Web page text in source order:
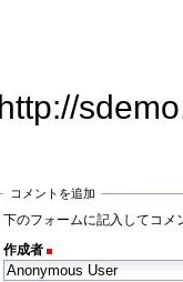
http://
コメントを追加
下のフォームに記入してコ
作成者